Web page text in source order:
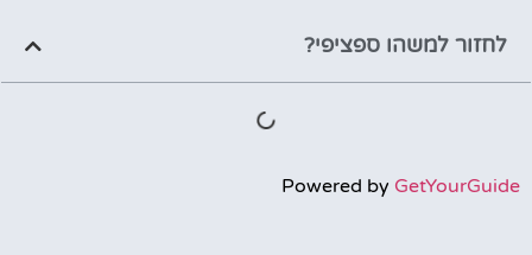
לחזור למשהו ספציפי?
Powered by GetYourGuide